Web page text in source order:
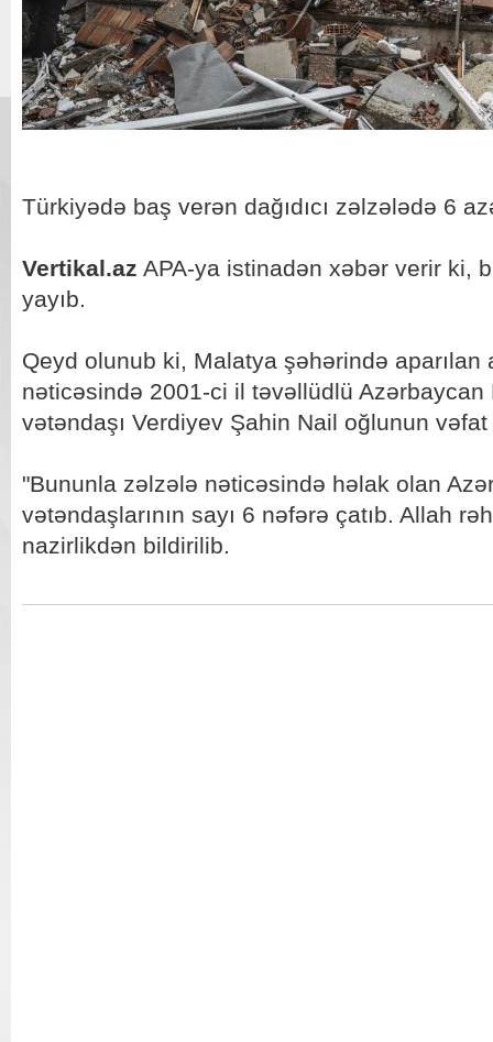
Türkiyədə baş verən dağıdıcı zəlzələdə 6
Vertikal.az APA-ya istinadən xəbər verir ki,
yayıb.
Qeyd olunub ki, Malatya şəhərində aparılan
nəticəsində 2001-ci il təvəllüdlü Azərbaycan
vətəndaşı Verdiyev Şahin Nail oğlunun
"Bununla zəlzələ nəticəsində həlak olan
vətəndaşlarının sayı 6 nəfərə çatıb. Allah
nazirlikdən bildirilib.